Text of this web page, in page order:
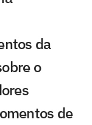
da
o
de